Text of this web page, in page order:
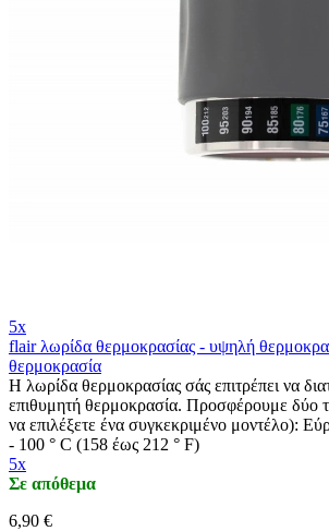
5x
flair λωρίδα θερμοκρασίας - υψηλή
θερμοκρασία
Η λωρίδα θερμοκρασίας σάς επιτρέπει να
επιθυμητή θερμοκρασία. Προσφέρουμε δύο
να επιλέξετε ένα συγκεκριμένο μοντέλο):
- 100 ° C (158 έως 212 ° F)
5x
Σε απόθεμα
6,90 €